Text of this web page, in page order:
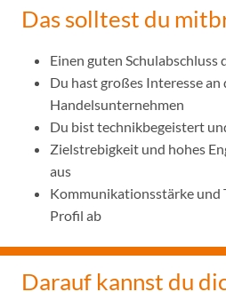
Das solltest du
Einen guten Schulabschluss
Du hast großes Interesse
Handelsunternehmen
Du bist technikbegeistert
Zielstrebigkeit und hohes
aus
Kommunikationsstärke und
Profil ab
Darauf kannst du